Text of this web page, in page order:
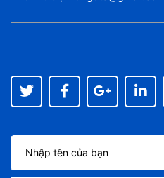
Âm thanh trầm bổng, du dương
Công nghệ Auto Sound Engine:
thanh luôn chính xác và cân bằng.